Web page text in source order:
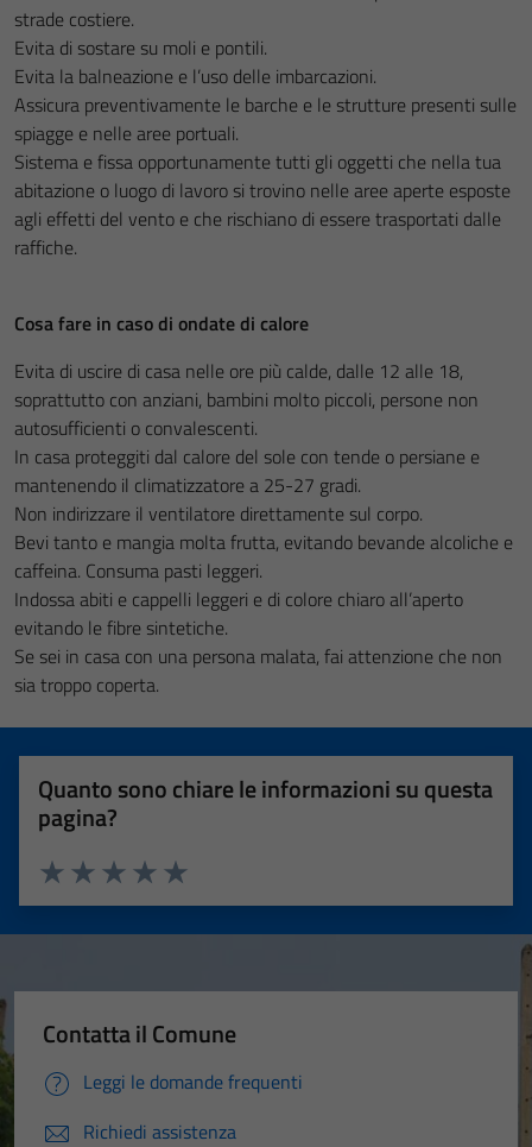
strade costiere.
Evita di sostare su moli e pontili.
Evita la balneazione e l’uso delle imbarcazioni.
Assicura preventivamente le barche e le strutture presenti sulle
spiagge e nelle aree portuali.
Sistema e fissa opportunamente tutti gli oggetti che nella tua
abitazione o luogo di lavoro si trovino nelle aree aperte esposte
agli effetti del vento e che rischiano di essere trasportati dalle
raffiche.
Cosa fare in caso di ondate di calore
Evita di uscire di casa nelle ore più calde, dalle 12 alle 18,
soprattutto con anziani, bambini molto piccoli, persone non
autosufficienti o convalescenti.
In casa proteggiti dal calore del sole con tende o persiane e
mantenendo il climatizzatore a 25-27 gradi.
Non indirizzare il ventilatore direttamente sul corpo.
Bevi tanto e mangia molta frutta, evitando bevande alcoliche e
caffeina. Consuma pasti leggeri.
Indossa abiti e cappelli leggeri e di colore chiaro all’aperto
evitando le fibre sintetiche.
Se sei in casa con una persona malata, fai attenzione che non
sia troppo coperta.
Quanto sono chiare le informazioni su questa
pagina?
Valuta 5 stelle su 5
Valuta 4 stelle su 5
Valuta 3 stelle su 5
Valuta 2 stelle su 5
Valuta 1 stelle su 5
Contatta il Comune
Leggi le domande frequenti
Richiedi assistenza